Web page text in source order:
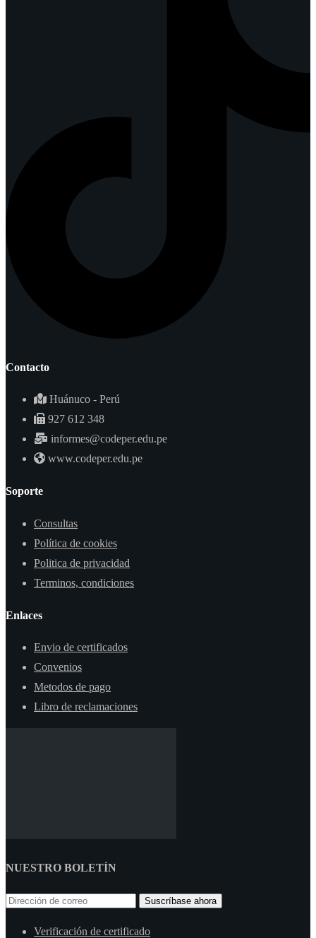
Contacto
Huánuco - Perú
927 612 348
informes@codeper.edu.pe
www.codeper.edu.pe
Soporte
Consultas
Política de cookies
Politica de privacidad
Terminos, condiciones
Enlaces
Envio de certificados
Convenios
Metodos de pago
Libro de reclamaciones
NUESTRO BOLETÍN
Suscríbase ahora
Verificación de certificado